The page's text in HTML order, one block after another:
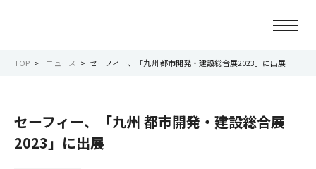
会社情報
TOP ニュース セーフィー、「九州 都市開発・建設総合展2023」に出展
セーフィー、「九州 都市開発・建設総合展
2023」に出展